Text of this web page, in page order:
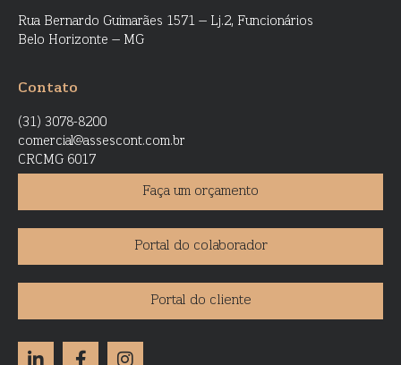
Rua Bernardo Guimarães 1571 – Lj.2, Funcionários
Belo Horizonte – MG
Contato
(31) 3078-8200
comercial@assescont.com.br
CRCMG 6017
Faça um orçamento
Portal do colaborador
Portal do cliente